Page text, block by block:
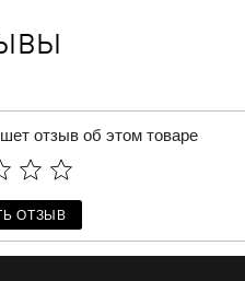
отзыв об этом товаре
ОТЗЫВ